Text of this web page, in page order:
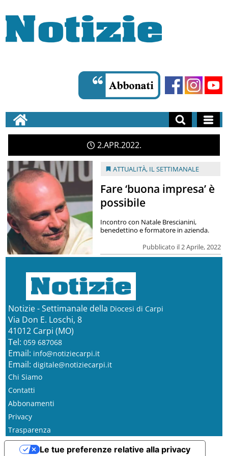
2 APR 2022
ATTUALITÀ, IL SETTIMANALE
Fare ‘buona impresa’ è
possibile
Pubblicato il 2 Aprile, 2022
Incontro con Natale Brescianini,
benedettino e formatore in azienda.
Notizie - Settimanale della Diocesi di Carpi
Via Don E. Loschi, 8
41012 Carpi (MO)
Tel: 059 687068
Email: info@notiziecarpi.it
Email: digitale@notiziecarpi.it
Chi Siamo
Contatti
Abbonamenti
Privacy
Trasparenza
Le tue preferenze relative alla privacy